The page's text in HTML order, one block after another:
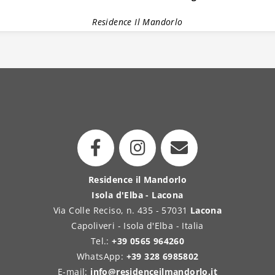
Residence Il Mandorlo
Residence il Mandorlo
Isola d'Elba - Lacona
Via Colle Reciso, n. 435 - 57031 Lacona
Capoliveri - Isola d'Elba - Italia
Tel.:+39 0565 964260
WhatsApp: +39 328 6985802
E-mail: info@residenceilmandorlo.it